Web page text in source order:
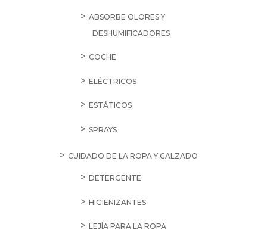
ABSORBE OLORES Y
DESHUMIFICADORES
COCHE
ELÉCTRICOS
ESTÁTICOS
SPRAYS
CUIDADO DE LA ROPA Y CALZADO
DETERGENTE
HIGIENIZANTES
LEJÍA PARA LA ROPA